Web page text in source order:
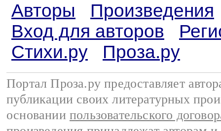
Авторы
Произведения
Вход для авторов
Стихи.ру
Проза.ру
Портал Проза.ру предоставляет
публикации своих литературных
основании пользовательского